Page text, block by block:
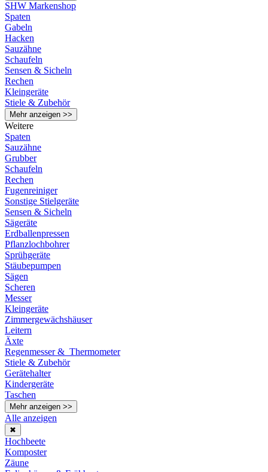
SHW Markenshop
Spaten
Gabeln
Hacken
Sauzähne
Schaufeln
Sensen & Sicheln
Rechen
Kleingeräte
Stiele & Zubehör
Mehr anzeigen >>
Weitere
Spaten
Sauzähne
Grubber
Schaufeln
Rechen
Fugenreiniger
Sonstige Stielgeräte
Sensen & Sicheln
Sägeräte
Erdballenpressen
Pflanzlochbohrer
Sprühgeräte
Stäubepumpen
Sägen
Scheren
Messer
Kleingeräte
Zimmergewächshäuser
Leitern
Äxte
Regenmesser & Thermometer
Stiele & Zubehör
Gerätehalter
Kindergeräte
Taschen
Mehr anzeigen >>
Alle anzeigen
✖
Hochbeete
Komposter
Zäune